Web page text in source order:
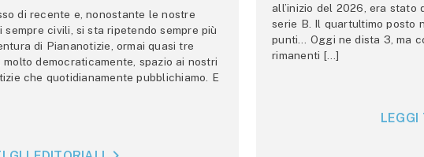
di recente e, nonostante le nostre
civili, si sta ripetendo sempre più
di Piananotizie, ormai quasi tre
democraticamente, spazio ai nostri
che quotidianamente pubblichiamo. E
all’inizio del 2026, era stato
serie B. Il quartultimo posto
punti… Oggi ne dista 3, ma
rimanenti […]